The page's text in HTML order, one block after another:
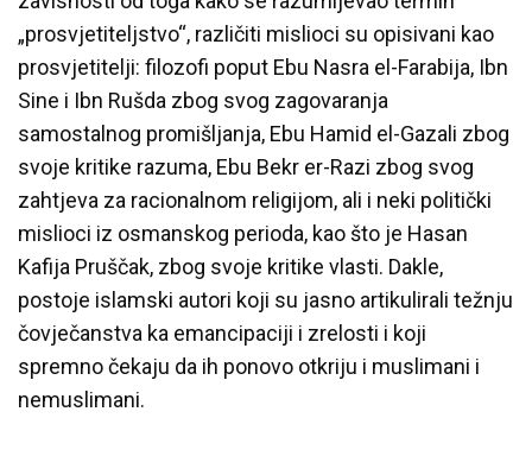
„prosvjetiteljstvo“, različiti mislioci su opisivani kao
prosvjetitelji: filozofi poput Ebu Nasra el-Farabija, Ibn
Sine i Ibn Rušda zbog svog zagovaranja
samostalnog promišljanja, Ebu Hamid el-Gazali zbog
svoje kritike razuma, Ebu Bekr er-Razi zbog svog
zahtjeva za racionalnom religijom, ali i neki politički
mislioci iz osmanskog perioda, kao što je Hasan
Kafija Pruščak, zbog svoje kritike vlasti. Dakle,
postoje islamski autori koji su jasno artikulirali težnju
čovječanstva ka emancipaciji i zrelosti i koji
spremno čekaju da ih ponovo otkriju i muslimani i
nemuslimani.